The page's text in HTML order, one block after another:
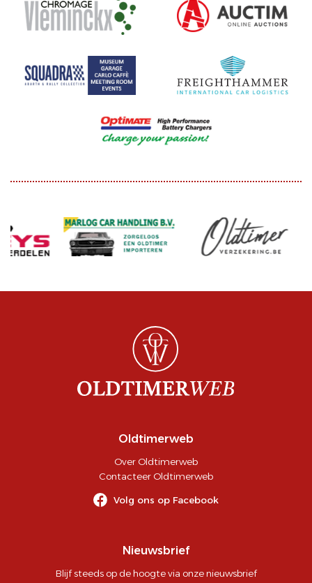
Oldtimerweb
Over Oldtimerweb
Contacteer Oldtimerweb
Volg ons op Facebook
Nieuwsbrief
Blijf steeds op de hoogte via onze nieuwsbrief